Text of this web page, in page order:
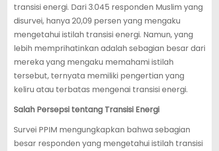
transisi energi. Dari 3.045 responden Muslim yang
disurvei, hanya 20,09 persen yang mengaku
mengetahui istilah transisi energi. Namun, yang
lebih memprihatinkan adalah sebagian besar dari
mereka yang mengaku memahami istilah
tersebut, ternyata memiliki pengertian yang
keliru atau terbatas mengenai transisi energi.
Salah Persepsi tentang Transisi Energi
Survei PPIM mengungkapkan bahwa sebagian
besar responden yang mengetahui istilah transisi